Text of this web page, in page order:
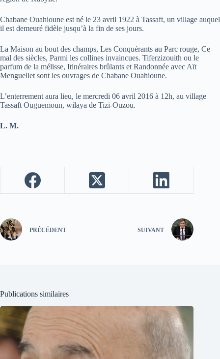
Chabane Ouahioune est né le 23 avril 1922 à Tassaft, un village auquel
il est demeuré fidèle jusqu’à la fin de ses jours.
La Maison au bout des champs, Les Conquérants au Parc rouge, Ce
mal des siècles, Parmi les collines invaincues. Tiferzizouith ou le
parfum de la mélisse, Itinéraires brûlants et Randonnée avec Aït
Menguellet sont les ouvrages de Chabane Ouahioune.
L’enterrement aura lieu, le mercredi 06 avril 2016 à 12h, au village
Tassaft Ouguemoun, wilaya de Tizi-Ouzou.
L. M.
PRÉCÉDENT SUIVANT
Publications similaires